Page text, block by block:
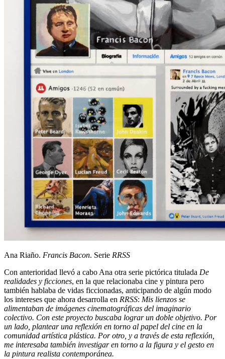
Ana Riaño. Francis Bacon. Serie RRSS
Con anterioridad llevó a cabo Ana otra serie pictórica titulada De
realidades y ficciones, en la que relacionaba cine y pintura pero
también hablaba de vidas ficcionadas, anticipando de algún modo
los intereses que ahora desarrolla en RRSS: Mis lienzos se
alimentaban de imágenes cinematográficas del imaginario
colectivo. Con este proyecto buscaba lograr un doble objetivo. Por
un lado, plantear una reflexión en torno al papel del cine en la
comunidad artística plástica. Por otro, y a través de esta reflexión,
me interesaba también investigar en torno a la figura y el gesto en
la pintura realista contemporánea.